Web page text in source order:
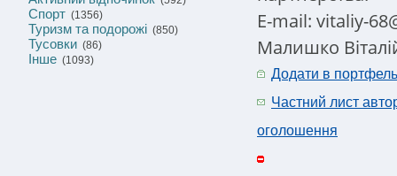
Спорт (1356)
Туризм та подорожі (850)
Тусовки (86)
Інше (1093)
E-mail: vitaliy-
Малишко
Додати в портфель
Частний лист
оголошення